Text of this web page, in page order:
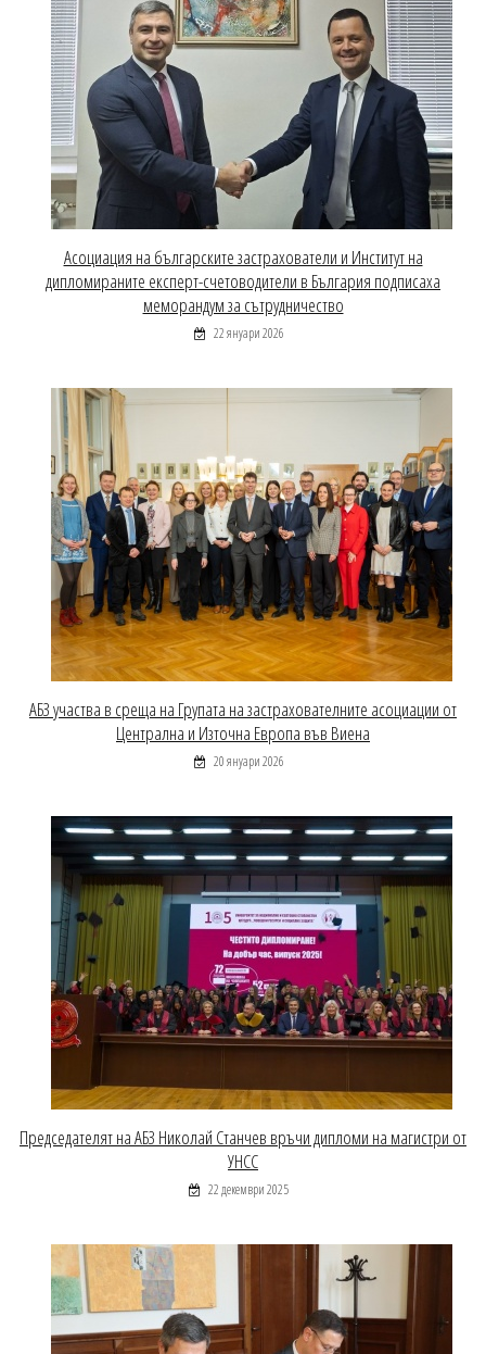
Асоциация на българските застрахователи и Институт на
дипломираните експерт-счетоводители в България подписаха
меморандум за сътрудничество
22 януари 2026
АБЗ участва в среща на Групата на застрахователните асоциации от
Централна и Източна Европа във Виена
20 януари 2026
Председателят на АБЗ Николай Станчев връчи дипломи на магистри от
УНСС
22 декември 2025